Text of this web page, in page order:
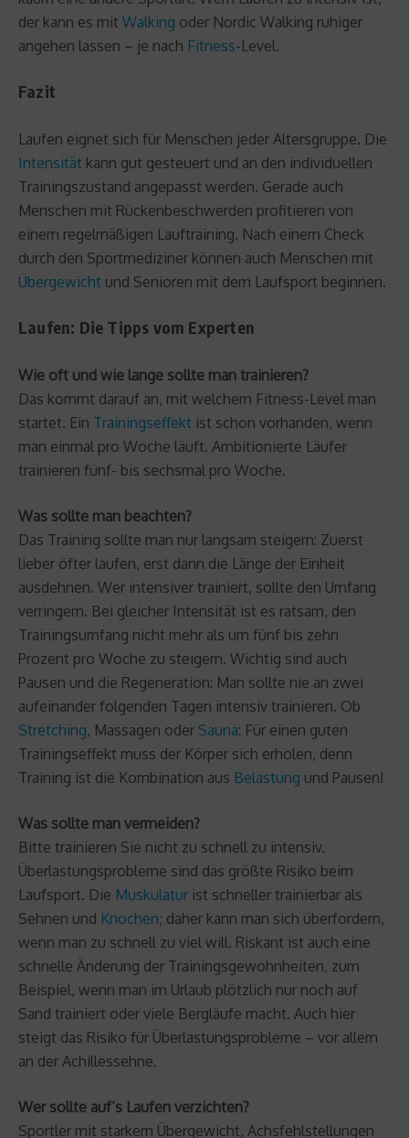
der kann es mit Walking oder Nordic Walking ruhiger
angehen lassen – je nach Fitness-Level.
Fazit
Laufen eignet sich für Menschen jeder Altersgruppe. Die
Intensität kann gut gesteuert und an den individuellen
Trainingszustand angepasst werden. Gerade auch
Menschen mit Rückenbeschwerden profitieren von
einem regelmäßigen Lauftraining. Nach einem Check
durch den Sportmediziner können auch Menschen mit
Übergewicht und Senioren mit dem Laufsport beginnen.
Laufen: Die Tipps vom Experten
Wie oft und wie lange sollte man trainieren?
Das kommt darauf an, mit welchem Fitness-Level man
startet. Ein Trainingseffekt ist schon vorhanden, wenn
man einmal pro Woche läuft. Ambitionierte Läufer
trainieren fünf- bis sechsmal pro Woche.
Was sollte man beachten?
Das Training sollte man nur langsam steigern: Zuerst
lieber öfter laufen, erst dann die Länge der Einheit
ausdehnen. Wer intensiver trainiert, sollte den Umfang
verringern. Bei gleicher Intensität ist es ratsam, den
Trainingsumfang nicht mehr als um fünf bis zehn
Prozent pro Woche zu steigern. Wichtig sind auch
Pausen und die Regeneration: Man sollte nie an zwei
aufeinander folgenden Tagen intensiv trainieren. Ob
Stretching, Massagen oder Sauna: Für einen guten
Trainingseffekt muss der Körper sich erholen, denn
Training ist die Kombination aus Belastung und Pausen!
Was sollte man vermeiden?
Bitte trainieren Sie nicht zu schnell zu intensiv.
Überlastungsprobleme sind das größte Risiko beim
Laufsport. Die Muskulatur ist schneller trainierbar als
Sehnen und Knochen; daher kann man sich überfordern,
wenn man zu schnell zu viel will. Riskant ist auch eine
schnelle Änderung der Trainingsgewohnheiten, zum
Beispiel, wenn man im Urlaub plötzlich nur noch auf
Sand trainiert oder viele Bergläufe macht. Auch hier
steigt das Risiko für Überlastungsprobleme – vor allem
an der Achillessehne.
Wer sollte auf‘s Laufen verzichten?
Sportler mit starkem Übergewicht, Achsfehlstellungen